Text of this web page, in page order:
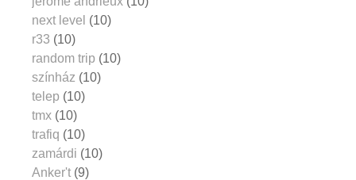
next level (10)
r33 (10)
random trip (10)
színház (10)
telep (10)
tmx (10)
trafiq (10)
zamárdi (10)
Anker't (9)